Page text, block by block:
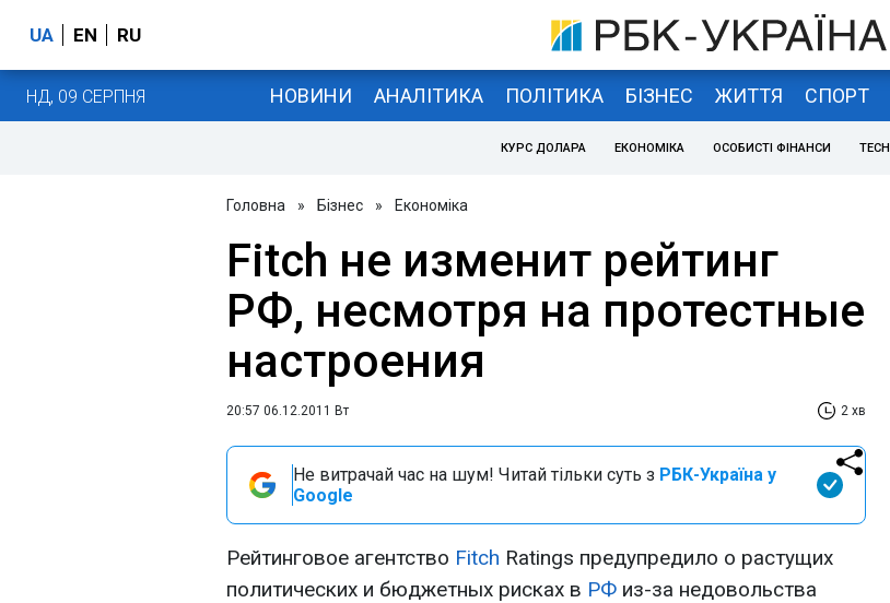
UA EN RU
НД, 09 СЕРПНЯ НОВИНИ АНАЛІТИКА ПОЛІТИКА БІЗНЕС ЖИТТЯ СПОРТ
КУРС ДОЛАРА ЕКОНОМІКА ОСОБИСТІ ФІНАНСИ TECH
Головна » Бізнес » Економіка
Fitch не изменит рейтинг
РФ, несмотря на протестные
настроения
20:57 06.12.2011 Вт 2 хв
Не витрачай час на шум! Читай тільки суть з РБК-Україна у
Google
Рейтинговое агентство Fitch Ratings предупредило о растущих
политических и бюджетных рисках в РФ из-за недовольства